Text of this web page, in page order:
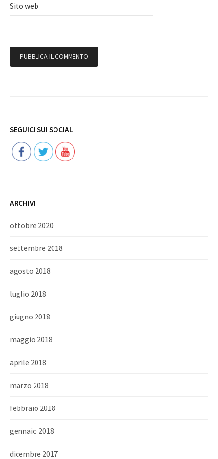
Sito web
SEGUICI SUI SOCIAL
ARCHIVI
ottobre 2020
settembre 2018
agosto 2018
luglio 2018
giugno 2018
maggio 2018
aprile 2018
marzo 2018
febbraio 2018
gennaio 2018
dicembre 2017